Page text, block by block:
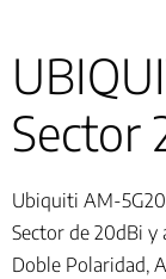
Sector
Ubiquiti AM-
Sector de 20dBi y
Doble Polaridad,